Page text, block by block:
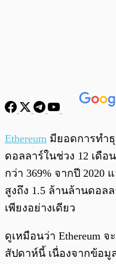
พร้อมเล่น
Ethereum มียอดการทำ
ดอลลาร์ในช่วง 12 เดื
กว่า 369% จากปี 2020
สูงถึง 1.5 ล้านล้านดอล
เพียงอย่างเดียว
ดูเหมือนว่า Ethereum
สัปดาห์นี้ เนื่องจากข้อมูล